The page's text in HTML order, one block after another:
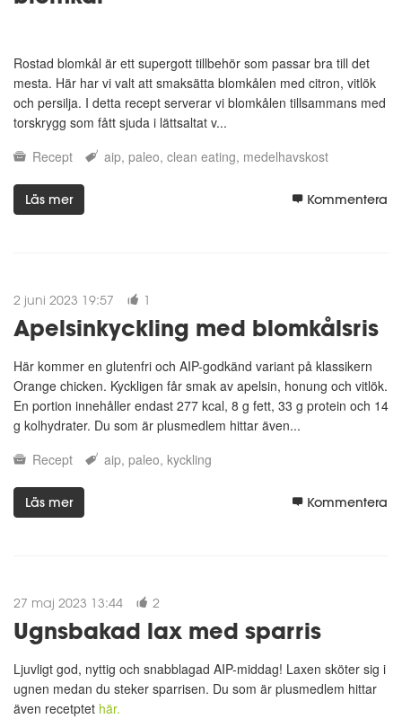
Rostad blomkål är ett supergott tillbehör som passar bra till det
mesta. Här har vi valt att smaksätta blomkålen med citron, vitlök
och persilja. I detta recept serverar vi blomkålen tillsammans med
torskrygg som fått sjuda i lättsaltat v...
Recept
aip paleo clean eating medelhavskost
Läs mer Kommentera
2 juni 2023 19:57 1
Apelsinkyckling med blomkålsris
Här kommer en glutenfri och AIP-godkänd variant på klassikern
Orange chicken. Kyckligen får smak av apelsin, honung och vitlök.
En portion innehåller endast 277 kcal, 8 g fett, 33 g protein och 14
g kolhydrater. Du som är plusmedlem hittar även...
Recept
aip paleo kyckling
Läs mer Kommentera
27 maj 2023 13:44 2
Ugnsbakad lax med sparris
Ljuvligt god, nyttig och snabblagad AIP-middag! Laxen sköter sig i
ugnen medan du steker sparrisen. Du som är plusmedlem hittar
även recetptet här.